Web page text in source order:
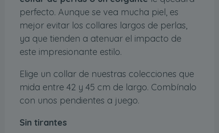
perfecto. Aunque se vea mucha piel, es
mejor evitar los collares largos de perlas,
ya que tienden a atenuar el impacto de
este impresionante estilo.
Elige un collar de nuestras colecciones que
mida entre 42 y 45 cm de largo. Combínalo
con unos pendientes a juego.
Sin tirantes